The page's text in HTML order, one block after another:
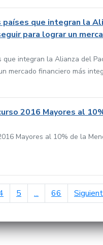
que integran la
para lograr un
integran la Alianza del
mercado financiero más
2016 Mayores al
Mayores al 10% de la
5 ... 66